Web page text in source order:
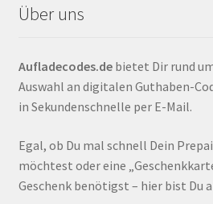
Über uns
Aufladecodes.debietet Dir rund
Auswahl an digitalen Guthaben-
in Sekundenschnelle per E-Mail.
Egal, ob Du mal schnell Dein
möchtest oder eine
Geschenk benötigst – hier bist Du